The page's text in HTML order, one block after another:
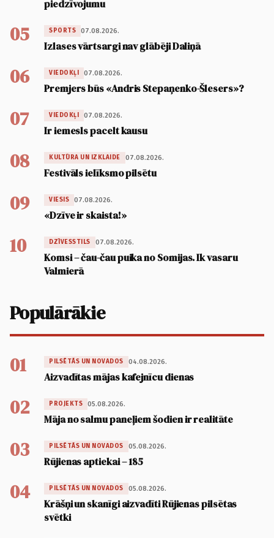
piedzīvojumu
05 SPORTS 07.08.2026.
Izlases vārtsargi nav glābēji Daliņā
06 VIEDOKĻI 07.08.2026.
Premjers būs «Andris Stepaņenko-Šlesers»?
07 VIEDOKĻI 07.08.2026.
Ir iemesls pacelt kausu
08 KULTŪRA UN IZKLAIDE 07.08.2026.
Festivāls ielīksmo pilsētu
09 VIESIS 07.08.2026.
«Dzīve ir skaista!»
10 DZĪVESSTILS 07.08.2026.
Komsi – čau-čau puika no Somijas. Ik vasaru
Valmierā
Populārākie
01 PILSĒTĀS UN NOVADOS 04.08.2026.
Aizvadītas mājas kafejnīcu dienas
02 PROJEKTS 05.08.2026.
Māja no salmu paneļiem šodien ir realitāte
03 PILSĒTĀS UN NOVADOS 05.08.2026.
Rūjienas aptiekai – 185
04 PILSĒTĀS UN NOVADOS 05.08.2026.
Krāšņi un skanīgi aizvadīti Rūjienas pilsētas
svētki